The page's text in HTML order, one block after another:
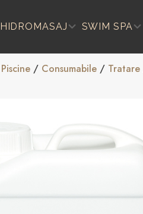
HIDROMASAJ SWIM SPA
Piscine / Consumabile / Tratare